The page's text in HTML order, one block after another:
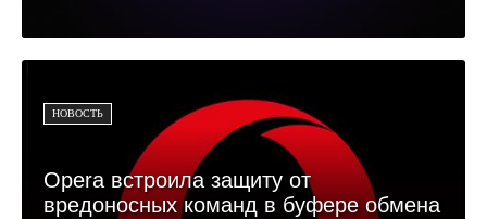
НОВОСТЬ
Opera встроила защиту от
вредоносных команд в буфере обмена